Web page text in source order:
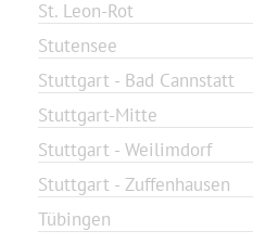
St. Leon-Rot
Stutensee
Stuttgart - Bad Cannstatt
Stuttgart-Mitte
Stuttgart - Weilimdorf
Stuttgart - Zuffenhausen
Tübingen